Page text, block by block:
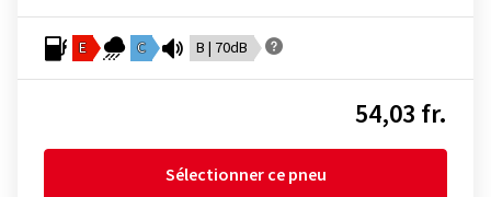
E C B | 70dB
54,03 fr.
Sélectionner ce pneu